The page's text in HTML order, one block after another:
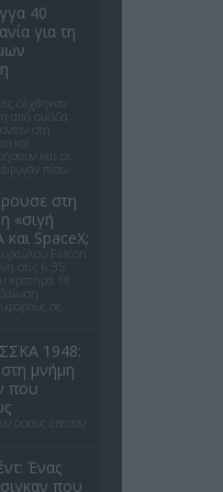
40
για τη
δέχθηκαν
από ομάδα
στη
και οι
πίσω
στη
«σιγή
SpaceX;
Falcon
στις 6:35
κρατήρα 18
σε
1948:
μνήμη
που
όσους έπεσαν
Ένας
που